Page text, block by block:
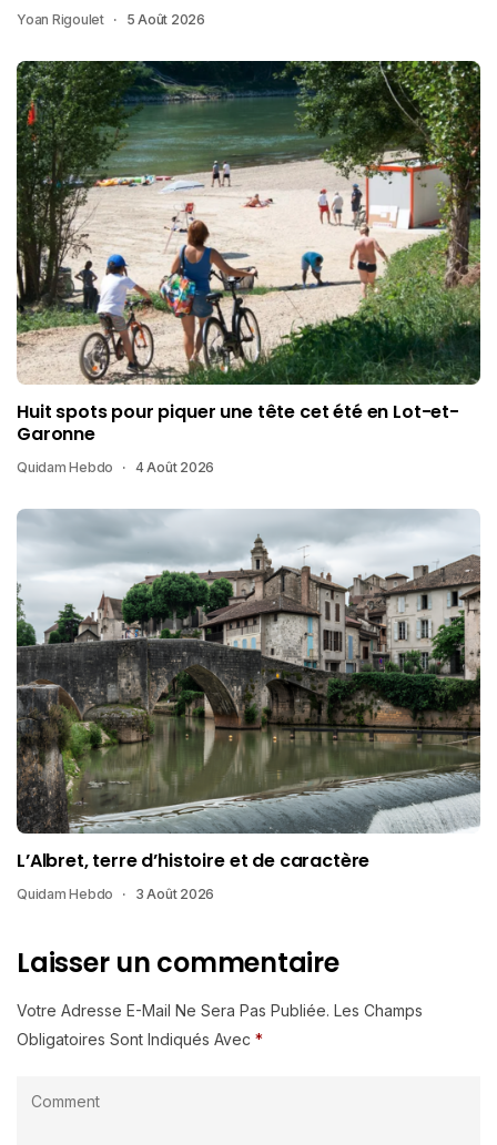
Yoan Rigoulet 5 Août 2026
Huit spots pour piquer une tête cet été en Lot-et-
Garonne
Quidam Hebdo 4 Août 2026
L’Albret, terre d’histoire et de caractère
Quidam Hebdo 3 Août 2026
Laisser un commentaire
Votre Adresse E-Mail Ne Sera Pas Publiée. Les Champs
Obligatoires Sont Indiqués Avec *